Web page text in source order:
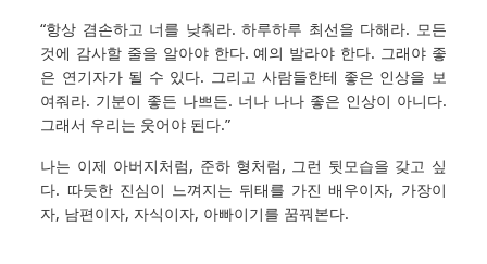
“항상 겸손하고 너를 낮춰라. 하루하루 최선을 다해라. 모든
것에 감사할 줄을 알아야 한다. 예의 발라야 한다. 그래야 좋
은 연기자가 될 수 있다. 그리고 사람들한테 좋은 인상을 보
여줘라. 기분이 좋든 나쁘든. 너나 나나 좋은 인상이 아니다.
그래서 우리는 웃어야 된다.”
나는 이제 아버지처럼, 준하 형처럼, 그런 뒷모습을 갖고 싶
다. 따듯한 진심이 느껴지는 뒤태를 가진 배우이자, 가장이
자, 남편이자, 자식이자, 아빠이기를 꿈꿔본다.